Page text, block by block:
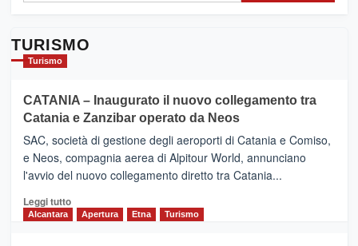
TURISMO
Turismo
CATANIA – Inaugurato il nuovo collegamento tra
Catania e Zanzibar operato da Neos
SAC, società di gestione degli aeroporti di Catania e Comiso,
e Neos, compagnia aerea di Alpitour World, annunciano
l'avvio del nuovo collegamento diretto tra Catania...
Leggi tuttoLeggi
Alcantara Apertura Etna Turismo